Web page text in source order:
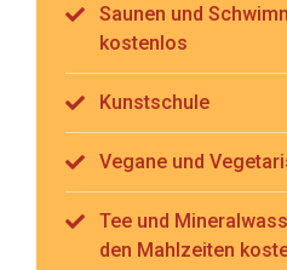
Saunen und
kostenlos
Kunstschule
Vegane und
Tee und
den Mahlzeiten